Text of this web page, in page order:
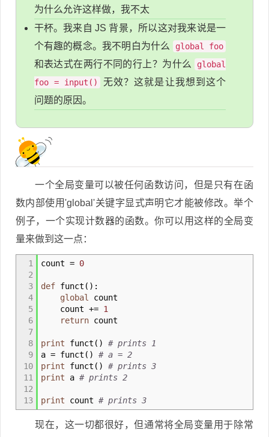
为什么允许这样做，我不太
干杯。我来自 JS 背景，所以这对我来说是一
个有趣的概念。我不明白为什么
global foo
和表达式在两行不同的行上？为什么
global
foo = input()
无效？这就是让我想到这个
问题的原因。
一个全局变量可以被任何函数访问，但是只有在函
数内部使用'global'关键字显式声明它才能被修改。举个
例子，一个实现计数器的函数。你可以用这样的全局变
量来做到这一点：
1
2
3
4
5
6
7
8
9
10
11
12
13
count = 0
def funct ( ) :
global
count
count += 1
return count
print funct ( )
# prints 1
a = funct ( )
# a = 2
print funct ( )
# prints 3
print a # prints 2
print count # prints 3
现在，这一切都很好，但通常将全局变量用于除常